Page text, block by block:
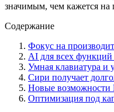
значимым, чем кажется на
Содержание
Фокус на
AI для всех
Умная клавиатура и
Сири получает
Новые возможности
Оптимизация под